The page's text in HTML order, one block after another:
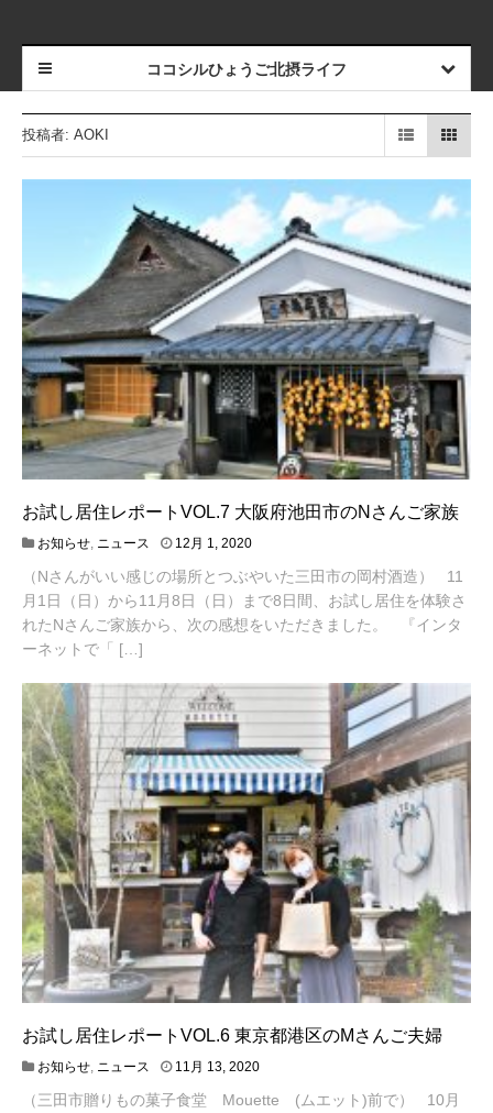
ココシルひょうご北摂ライフ
投稿者: AOKI
お試し居住レポートVOL.7 大阪府池田市のNさんご家族
お知らせ, ニュース 12月 1, 20204
2
0
2
1
（Nさんがいい感じの場所とつぶやいた三田市の岡村酒造） 11
月1日（日）から11月8日（日）まで8日間、お試し居住を体験さ
れたNさんご家族から、次の感想をいただきました。 『インタ
ーネットで「 […]
お試し居住レポートVOL.6 東京都港区のMさんご夫婦
お知らせ, ニュース 11月 13, 20204
2
（三田市贈りもの菓子食堂 Mouette (ムエット)前で） 10月